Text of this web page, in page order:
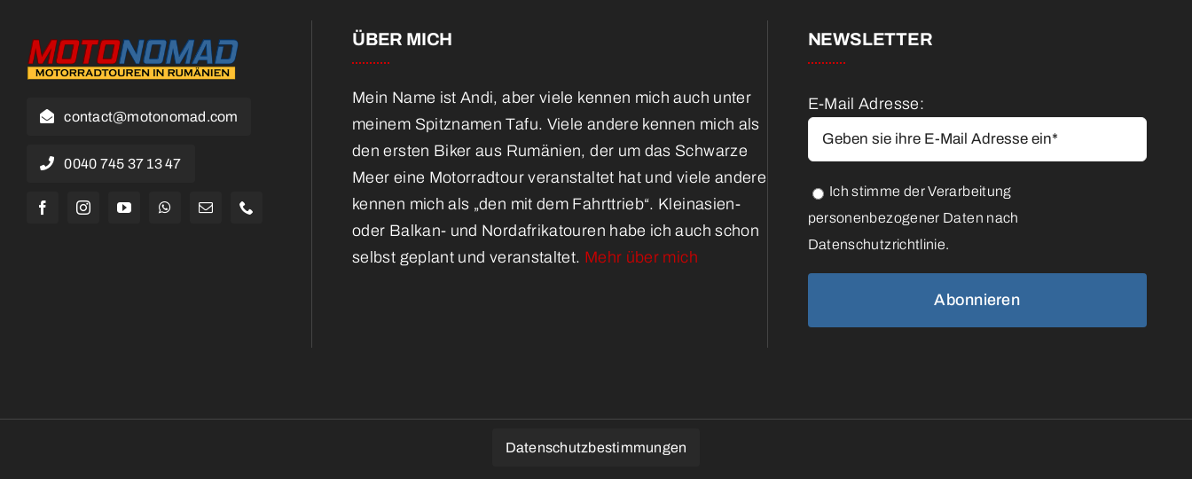
contact@motonomad.com
0040 745 37 13 47
ÜBER MICH
Mein Name ist Andi, aber viele kennen mich auch unter
meinem Spitznamen Tafu. Viele andere kennen mich als
den ersten Biker aus Rumänien, der um das Schwarze
Meer eine Motorradtour veranstaltet hat und viele andere
kennen mich als „den mit dem Fahrttrieb“. Kleinasien-
oder Balkan- und Nordafrikatouren habe ich auch schon
selbst geplant und veranstaltet. Mehr über mich
NEWSLETTER
E-Mail Adresse:
Ich stimme der Verarbeitung
personenbezogener Daten nach
Datenschutzrichtlinie.
Datenschutzbestimmungen